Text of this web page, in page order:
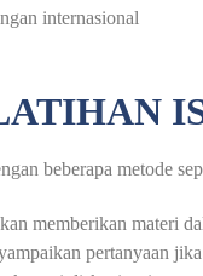
internasional
beberapa metode
memberikan materi
pertanyaan